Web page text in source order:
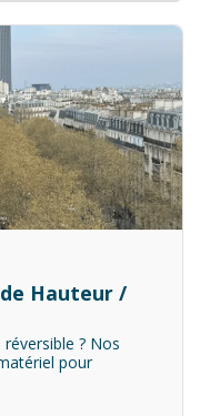
Hauteur /
? Nos
pour